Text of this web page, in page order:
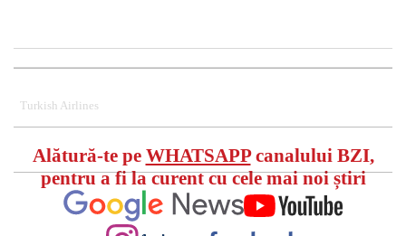
Turkish Airlines
Alătură-te pe WHATSAPPcanalului BZI,
pentru a fi la curent cu cele mai noi știri